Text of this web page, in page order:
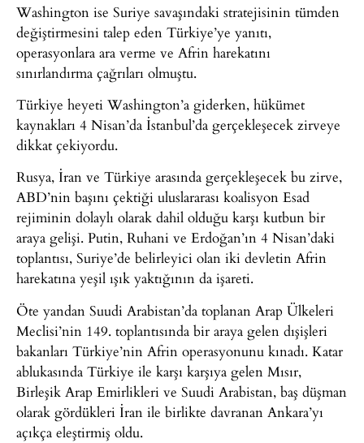
Washington ise Suriye savaşındaki stratejisinin tümden
değiştirmesini talep eden Türkiye’ye yanıtı,
operasyonlara ara verme ve Afrin harekatını
sınırlandırma çağrıları olmuştu.
Türkiye heyeti Washington’a giderken, hükümet
kaynakları 4 Nisan’da İstanbul’da gerçekleşecek zirveye
dikkat çekiyordu.
Rusya, İran ve Türkiye arasında gerçekleşecek bu zirve,
ABD’nin başını çektiği uluslararası koalisyon Esad
rejiminin dolaylı olarak dahil olduğu karşı kutbun bir
araya gelişi. Putin, Ruhani ve Erdoğan’ın 4 Nisan’daki
toplantısı, Suriye’de belirleyici olan iki devletin Afrin
harekatına yeşil ışık yaktığının da işareti.
Öte yandan Suudi Arabistan’da toplanan Arap Ülkeleri
Meclisi’nin 149. toplantısında bir araya gelen dışişleri
bakanları Türkiye’nin Afrin operasyonunu kınadı. Katar
ablukasında Türkiye ile karşı karşıya gelen Mısır,
Birleşik Arap Emirlikleri ve Suudi Arabistan, baş düşman
olarak gördükleri İran ile birlikte davranan Ankara’yı
açıkça eleştirmiş oldu.